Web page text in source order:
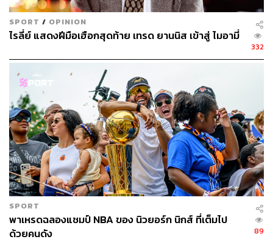
SPORT / OPINION
ไรลี่ย์ แสดงฝีมือเฮือกสุดท้าย เทรด ยานนิส เข้าสู่ ไมอามี่
332
SPORT
พาเหรดฉลองแชมป์ NBA ของ นิวยอร์ก นิกส์ ที่เต็มไป
ด้วยคนดัง
89